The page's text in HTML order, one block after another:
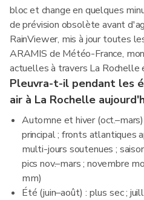
bloc et change en quelques
de prévision obsolète avant
RainViewer, mis à jour toutes
ARAMIS de Météo-France,
actuelles à travers La Rochelle
Pleuvra-t-il pendant les
air à La Rochelle
Automne et hiver
principal ; fronts atlantiques
multi-jours soutenues ;
pics nov.–mars ; novembre
mm)
Été (juin–août) : plus sec ;